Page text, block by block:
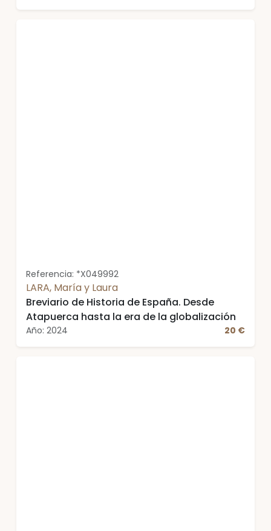
Referencia: *X049992
LARA, María y Laura
Breviario de Historia de España. Desde
Atapuerca hasta la era de la globalización
Año: 2024 20 €